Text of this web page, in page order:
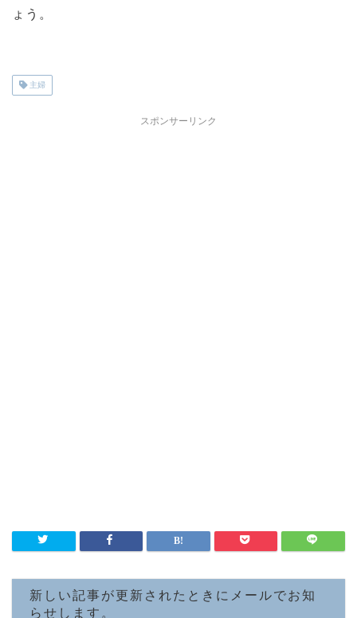
ょう。
主婦
スポンサーリンク
新しい記事が更新されたときにメールでお知
らせします。